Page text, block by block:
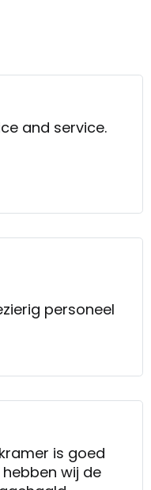
and service.
personeel
is goed
wij de